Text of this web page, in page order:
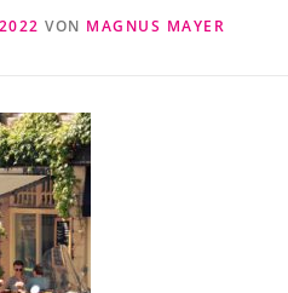
VON MAGNUS MAYER